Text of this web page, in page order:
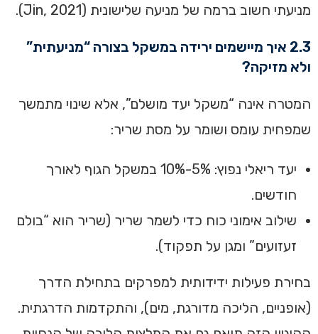
מניעתי חשוב ברמה של מניעה שלישונית (Jin, 2021).
2.3 איך מיישמים ירידה במשקל בצורה “מניעתית”
ולא מזיקה?
המטרה אינה “משקל יעד מושלם”, אלא שינוי מתמשך
שמפחית עומס ושומר על מסת שריר:
יעד ריאלי נפוץ: 5%-10% במשקל הגוף לאורך
חודשים.
שילוב אימוני כוח כדי לשמר שריר (שריר הוא “בולם
זעזועים” ומגן על תפקוד).
בחירת פעילות ידידותית למפרקים בתחילת הדרך
(אופניים, הליכה מדורגת, מים), והתקדמות הדרגתית.